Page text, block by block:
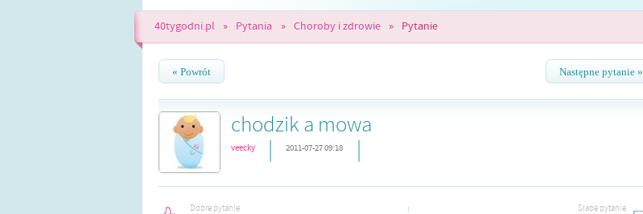
40tygodni.pl » Pytania » Choroby i zdrowie » Pytanie
« Powrót Następne pytanie »
chodzik a mowa
veecky | 2011-07-27 09:18 |
Dobre pytanie
Słabe pytanie